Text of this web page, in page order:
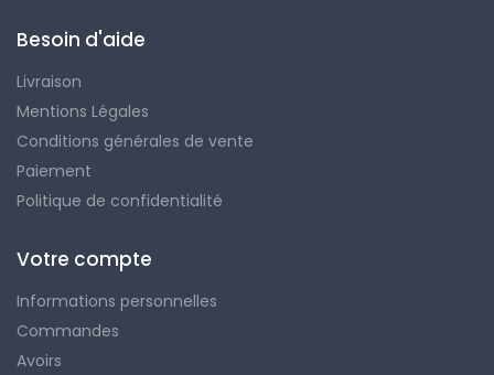
Besoin d'aide
Livraison
Mentions Légales
Conditions générales de vente
Paiement
Politique de confidentialité
Votre compte
Informations personnelles
Commandes
Avoirs